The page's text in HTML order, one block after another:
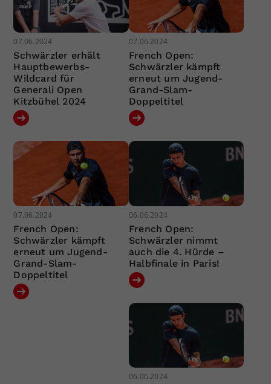
07.06.2024
Schwärzler erhält
Hauptbewerbs-
Wildcard für
Generali Open
Kitzbühel 2024
07.06.2024
French Open:
Schwärzler kämpft
erneut um Jugend-
Grand-Slam-
Doppeltitel
07.06.2024
French Open:
Schwärzler kämpft
erneut um Jugend-
Grand-Slam-
Doppeltitel
06.06.2024
French Open:
Schwärzler nimmt
auch die 4. Hürde –
Halbfinale in Paris!
06.06.2024